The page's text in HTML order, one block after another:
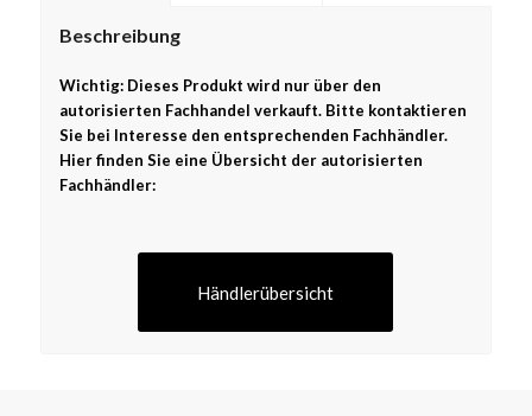
Beschreibung
Wichtig: Dieses Produkt wird nur über den
autorisierten Fachhandel verkauft. Bitte kontaktieren
Sie bei Interesse den entsprechenden Fachhändler.
Hier finden Sie eine Übersicht der autorisierten
Fachhändler:
Händlerübersicht